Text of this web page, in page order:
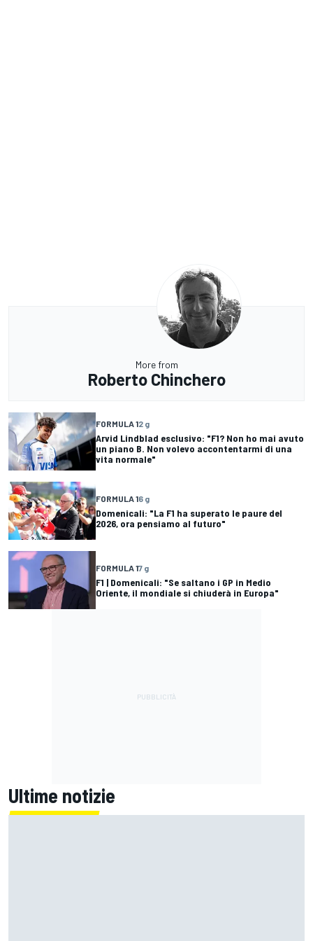
More from
Roberto Chinchero
FORMULA 12 g
Arvid Lindblad esclusivo: "F1? Non ho mai avuto
un piano B. Non volevo accontentarmi di una
vita normale"
FORMULA 16 g
Domenicali: "La F1 ha superato le paure del
2026, ora pensiamo al futuro"
FORMULA 17 g
F1 | Domenicali: "Se saltano i GP in Medio
Oriente, il mondiale si chiuderà in Europa"
Ultime notizie